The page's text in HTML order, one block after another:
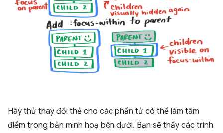
Hãy thử thay đổi thẻ cho các phần tử có thể làm tâm
điểm trong bản minh hoạ bên dưới. Bạn sẽ thấy các trình